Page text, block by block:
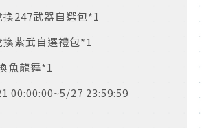
247武器自選包*1
紫武自選禮包*1
魚龍舞*1
00:00:00~5/27 23:59:59